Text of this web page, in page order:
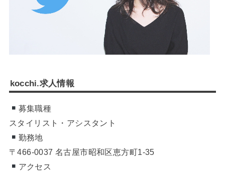
kocchi.求人情報
募集職種
スタイリスト・アシスタント
勤務地
〒466-0037 名古屋市昭和区恵方町1-35
アクセス